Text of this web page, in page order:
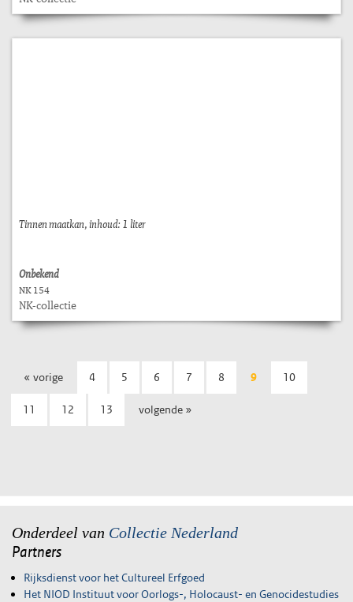
Tinnen maatkan, inhoud: 1 liter
Onbekend
NK 154
NK-collectie
« vorige 4 5 6 7 8 9 10
11 12 13 volgende »
Onderdeel van Collectie Nederland
Partners
Rijksdienst voor het Cultureel Erfgoed
Het NIOD Instituut voor Oorlogs-, Holocaust- en Genocidestudies